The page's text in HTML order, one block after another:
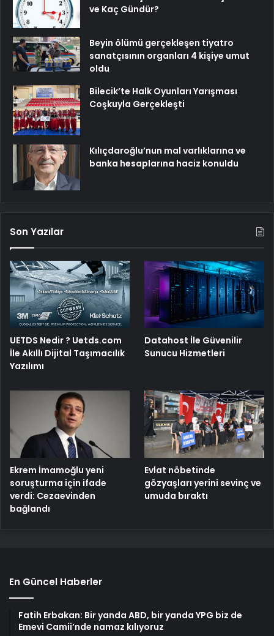
ve Kaç Gündür?
Beyin ölümü gerçekleşen tiyatro
sanatçısının organları 4 kişiye umut
oldu
Bilecik’te Halk Oyunları Yarışması
Coşkuyla Gerçekleşti
Kılıçdaroğlu’nun mal varlıklarına ve
banka hesaplarına haciz konuldu
Son Yazılar
UETDS Nedir ? Uetds.com
İle Akıllı Dijital Taşımacılık
Yazılımı
Datahost İle Güvenilir
Sunucu Hizmetleri
Ekrem İmamoğlu yeni
soruşturma için ifade
verdi: Cezaevinden
bağlandı
Evlat nöbetinde
gözyaşları yerini sevinç ve
umuda bıraktı
En Güncel Haberler
Fatih Erbakan: Bir yanda ABD, bir yanda YPG biz de
Emevi Camii’nde namaz kılıyoruz